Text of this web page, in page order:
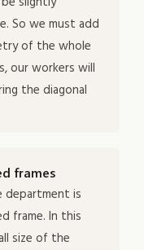
So we must add
of the whole
our workers will
the diagonal
frames
department is
frame. In this
size of the